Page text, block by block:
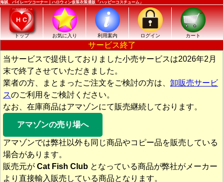
海賊、パイレーツコーナー｜ハロウィン仮装衣装通販「ハッピーコスチューム」
トップ お気に入り 利用案内 ログイン カート
サービス終了
当サービスで提供しておりました小売サービスは2026年2月
末で終了させていただきました。
業者の方、まとまったご注文をご検討の方は、 卸販売サービ
スのご利用をご検討ください。
なお、在庫商品はアマゾンにて販売継続しております。
アマゾンの売り場へ
アマゾンでは弊社以外も同じ商品やコピー品を販売している
場合があります。
販売元が Cat Fish Club となっている商品が弊社がメーカー
より直接輸入販売している商品となります。